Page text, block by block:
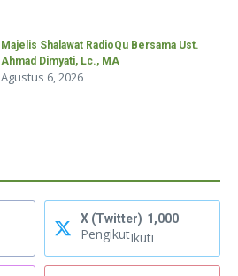
Majelis Shalawat RadioQu Bersama Ust.
Ahmad Dimyati, Lc., MA
Agustus 6, 2026
X (Twitter) 1,000
PengikutIkuti